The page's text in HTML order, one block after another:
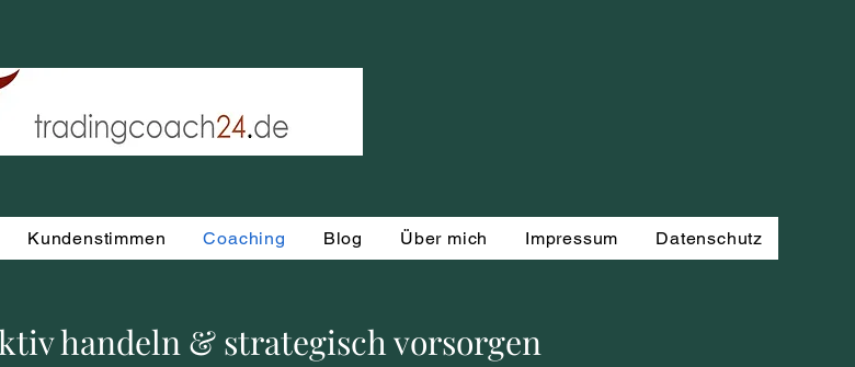
Kundenstimmen Coaching Blog Über mich Impressum Datenschutz
handeln & strategisch vorsorgen